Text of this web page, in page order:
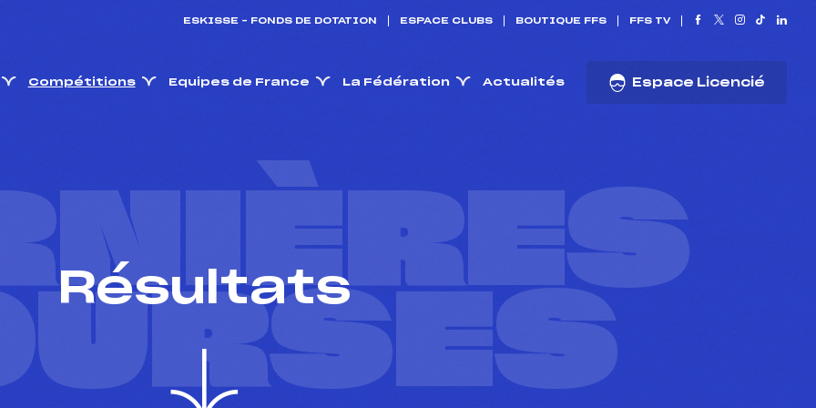
ESKISSE – FONDS DE DOTATION ESPACE CLUBS BOUTIQUE FFS FFS TV
Compétitions Equipes de France La Fédération Actualités Espace Licencié
Résultats